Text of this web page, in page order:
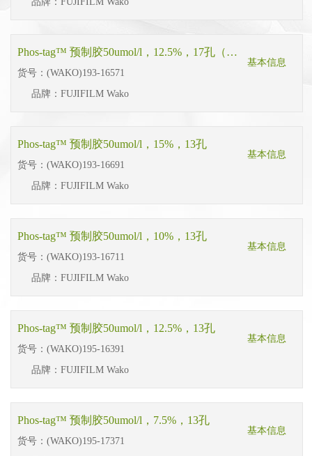
Phos-tag™ 预制胶50umol/l，12.5%，17孔（用于Wako EasySeparator电泳仪）
基本信息
货号： (WAKO)193-16571
品牌： FUJIFILM Wako
Phos-tag™ 预制胶50umol/l，15%，13孔
基本信息
货号： (WAKO)193-16691
品牌： FUJIFILM Wako
Phos-tag™ 预制胶50umol/l，10%，13孔
基本信息
货号： (WAKO)193-16711
品牌： FUJIFILM Wako
Phos-tag™ 预制胶50umol/l，12.5%，13孔
基本信息
货号： (WAKO)195-16391
品牌： FUJIFILM Wako
Phos-tag™ 预制胶50umol/l，7.5%，13孔
基本信息
货号： (WAKO)195-17371